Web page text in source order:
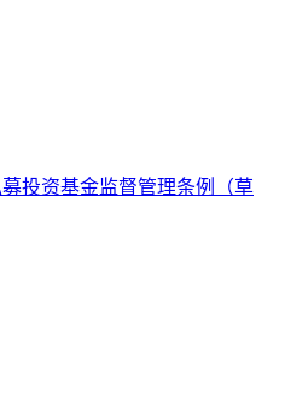
投资基金监督管理条例（草